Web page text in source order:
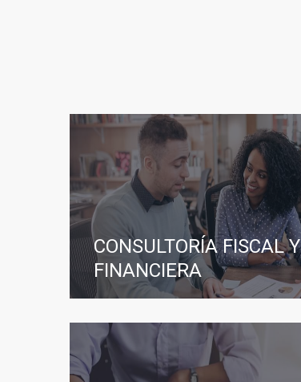
CONSULTORÍA FISCAL Y
FINANCIERA